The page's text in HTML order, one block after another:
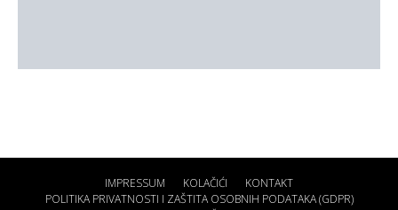
IMPRESSUM KOLAČIĆI
KONTAKT
POLITIKA PRIVATNOSTI I ZAŠTITA OSOBNIH PODATAKA (GDPR)